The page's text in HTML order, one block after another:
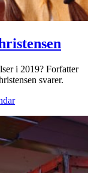
i 2019? Forfatter
svarer.